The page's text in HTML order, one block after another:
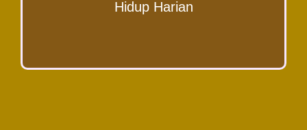
Hidup Harian